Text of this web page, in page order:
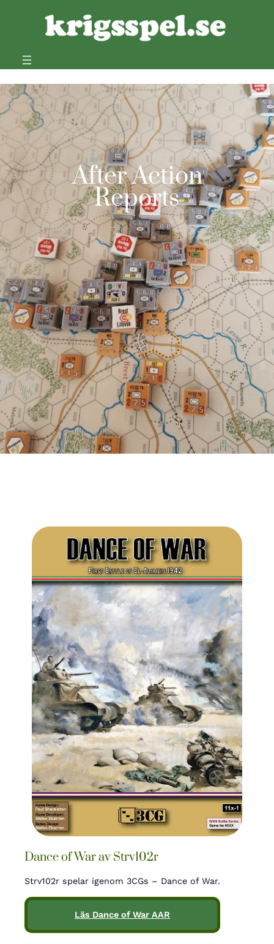
After Action
Reports
Dance of War av Strv102r
Strv102r spelar igenom 3CGs – Dance of War.
Läs Dance of War AAR